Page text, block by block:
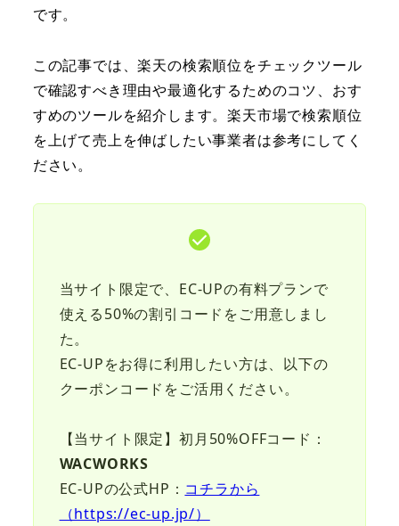
です。
この記事では、楽天の検索順位をチェックツール
で確認すべき理由や最適化するためのコツ、おす
すめのツールを紹介します。楽天市場で検索順位
を上げて売上を伸ばしたい事業者は参考にしてく
ださい。
当サイト限定で、EC-UPの有料プランで
使える50%の割引コードをご用意しまし
た。
EC-UPをお得に利用したい方は、以下の
クーポンコードをご活用ください。
【当サイト限定】初月50%OFFコード：
WACWORKS
EC-UPの公式HP： コチラから
（https://ec-up.jp/）